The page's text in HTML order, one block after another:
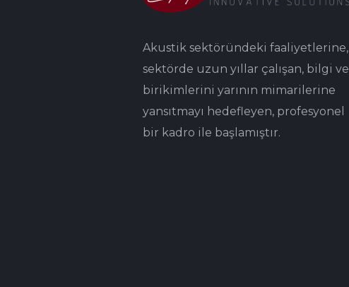
Akustik sektöründeki faaliyetlerine,
sektörde uzun yıllar çalışan, bilgi ve
birikimlerini yarının mimarilerine
yansıtmayı hedefleyen, profesyonel
bir kadro ile başlamıştır.